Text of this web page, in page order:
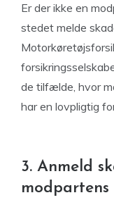
Er der ikke en
stedet melde
de tilfælde, hvor
har en lovpligtig
3. Anmeld
modpartens